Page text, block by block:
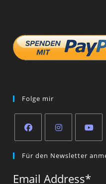
Folge mir
in
in
in
Für den Newsletter
Email Address*